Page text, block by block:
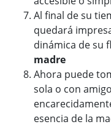
Al final de su
quedará
dinámica de su
madre
Ahora puede
sola o con
esencia de la